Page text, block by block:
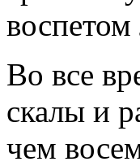
Во все
скалы и
чем